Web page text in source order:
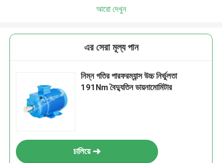
আরো দেখুন
এর সেরা মূল্য পান
নিম্ন গতির পারফরম্যান্স উচ্চ নির্ভুলতা
191Nm বৈদ্যুতিন ডায়নামোমিটার
চালিয়ে